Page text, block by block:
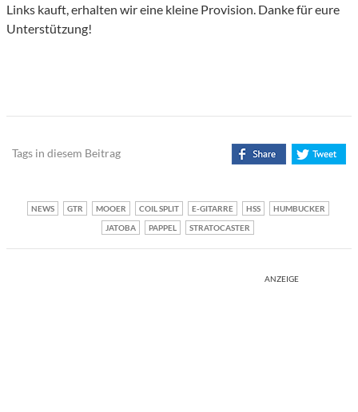
Links kauft, erhalten wir eine kleine Provision. Danke für eure
Unterstützung!
Tags in diesem Beitrag
NEWS GTR MOOER COIL SPLIT E-GITARRE HSS
HUMBUCKER
JATOBA
PAPPEL STRATOCASTER
ANZEIGE